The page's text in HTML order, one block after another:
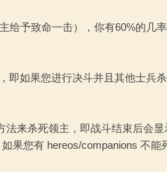
给予致命一击），你有60%的几
即如果您进行决斗并且其他士兵
来杀死领主，即战斗结束后会
果您有 hereos/companions 不